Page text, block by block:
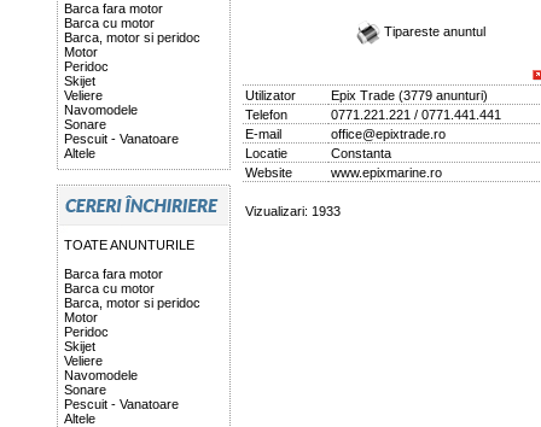
Barca fara motor
Barca cu motor
Barca, motor si peridoc
Motor
Peridoc
Skijet
Veliere
Navomodele
Sonare
Pescuit - Vanatoare
Altele
TOATE ANUNTURILE
Barca fara motor
Barca cu motor
Barca, motor si peridoc
Motor
Peridoc
Skijet
Veliere
Navomodele
Sonare
Pescuit - Vanatoare
Altele
Tipareste anuntul
Utilizator Epix Trade(3779 anunturi)
Telefon
0771.221.221 / 0771.441.441
E-mail
office@epixtrade.ro
Locatie
Constanta
Website
www.epixmarine.ro
Vizualizari: 1933